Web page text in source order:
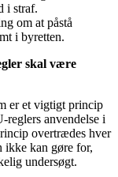
i straf.
om at påstå
i byretten.
skal være
er et vigtigt princip
reglers anvendelse i
overtrædes hver
ikke kan gøre for,
undersøgt.